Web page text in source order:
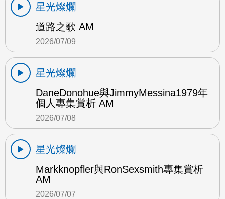
星光燦爛
道路之歌 AM
2026/07/09
星光燦爛
DaneDonohue與JimmyMessina1979年
個人專集賞析 AM
2026/07/08
星光燦爛
Markknopfler與RonSexsmith專集賞析
AM
2026/07/07